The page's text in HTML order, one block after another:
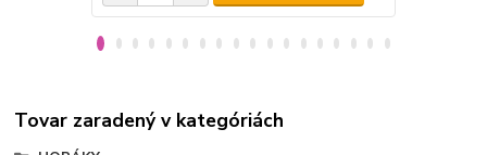
Tovar zaradený v kategóriách